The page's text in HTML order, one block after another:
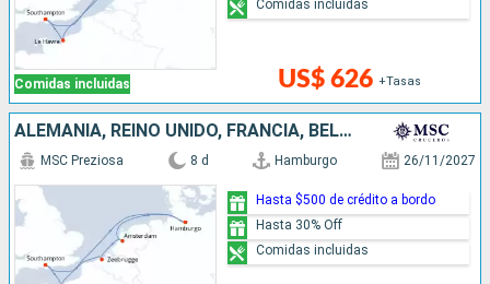
Comidas incluidas US$ 626 +Tasas
Comidas incluidas
ALEMANIA, REINO UNIDO, FRANCIA, BÉLGICA, PAISES BAJOS
MSC Preziosa 8 d Hamburgo 26/11/2027
Hasta $500 de crédito a bordo
Hasta 30% Off
Comidas incluidas